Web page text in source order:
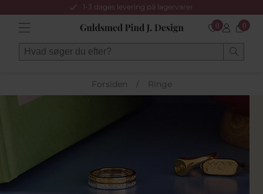
1-3 dages levering på lagervarer
0 0
Forsiden / Ringe